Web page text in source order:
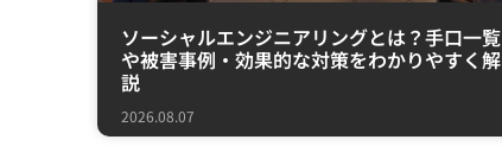
ソーシャルエンジニアリングとは？手口一覧
や被害事例・効果的な対策をわかりやすく解
説
2026.08.07